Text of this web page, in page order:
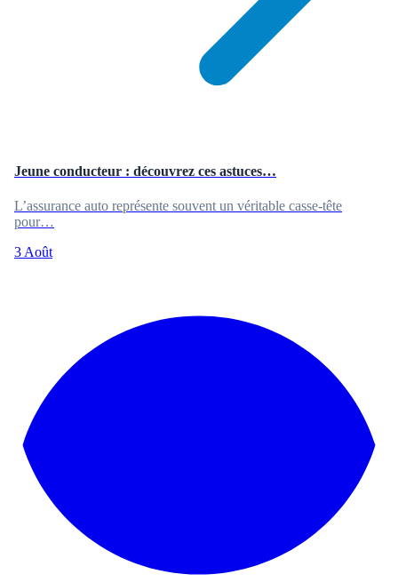
Jeune conducteur : découvrez ces astuces…
L’assurance auto représente souvent un véritable casse-tête
pour…
3 Août